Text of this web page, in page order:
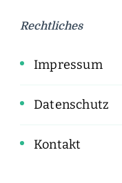
Rechtliches
Impressum
Datenschutz
Kontakt